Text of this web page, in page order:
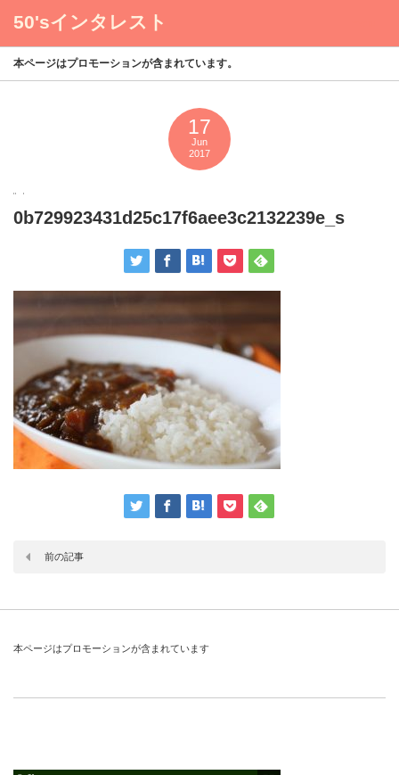
50'sインタレスト
本ページはプロモーションが含まれています。
17
Jun
2017
0b729923431d25c17f6aee3c2132239e_s
前の記事
本ページはプロモーションが含まれています